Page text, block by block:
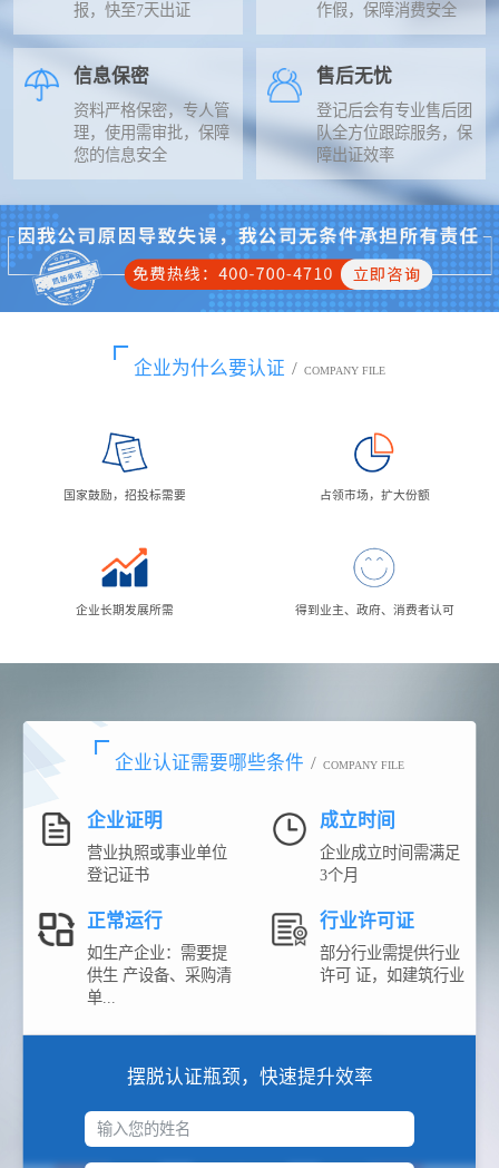
报，快至7天出证
作假，保障消费安全
信息保密
资料严格保密，专人管
理，使用需审批，保障
您的信息安全
售后无忧
登记后会有专业售后团
队全方位跟踪服务，保
障出证效率
企业为什么要认证 / COMPANY FILE
国家鼓励，招投标需要 占领市场，扩大份额
企业长期发展所需 得到业主、政府、消费者认可
企业认证需要哪些条件 / COMPANY FILE
企业证明
营业执照或事业单位
登记证书
成立时间
企业成立时间需满足
3个月
正常运行
如生产企业：需要提
供生 产设备、采购清
单...
行业许可证
部分行业需提供行业
许可 证，如建筑行业
摆脱认证瓶颈，快速提升效率
输入您的姓名